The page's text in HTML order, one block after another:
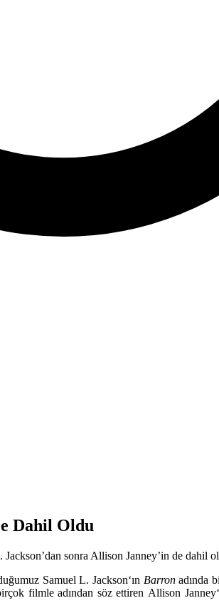
Dahil Oldu
sonra Allison Janney’in de dahil
Samuel L. Jackson‘ın Barronadında
filmle adından söz ettiren Allison Janney